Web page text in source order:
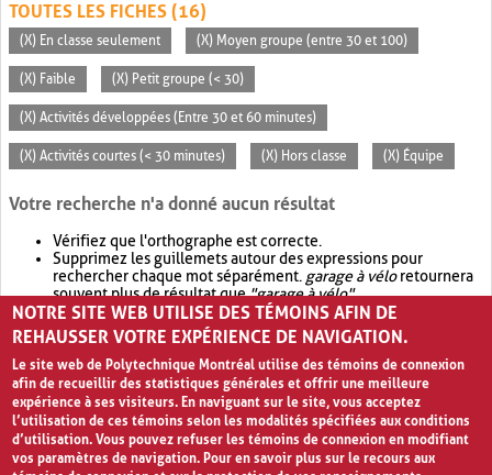
TOUTES LES FICHES (16)
(X) En classe seulement (X) Moyen groupe (entre 30 et 100)
(X) Faible (X) Petit groupe (< 30)
(X) Activités développées (Entre 30 et 60 minutes)
(X) Activités courtes (< 30 minutes) (X) Hors classe (X) Équipe
Votre recherche n'a donné aucun résultat
Vérifiez que l'orthographe est correcte.
Supprimez les guillemets autour des expressions pour
rechercher chaque mot séparément. garage à véloretournera
souvent plus de résultat que"garage à vélo".
Envisagez d'élargir votre recherche avec OR.garage OR vélo
retournera souvent plus de résultat quegarage à vélo
NOTRE SITE WEB UTILISE DES TÉMOINS AFIN DE
REHAUSSER VOTRE EXPÉRIENCE DE NAVIGATION.
Le site web de Polytechnique Montréal utilise des témoins de connexion
afin de recueillir des statistiques générales et offrir une meilleure
expérience à ses visiteurs. En naviguant sur le site, vous acceptez
l’utilisation de ces témoins selon les modalités spécifiées aux conditions
d’utilisation. Vous pouvez refuser les témoins de connexion en modifiant
vos paramètres de navigation. Pour en savoir plus sur le recours aux